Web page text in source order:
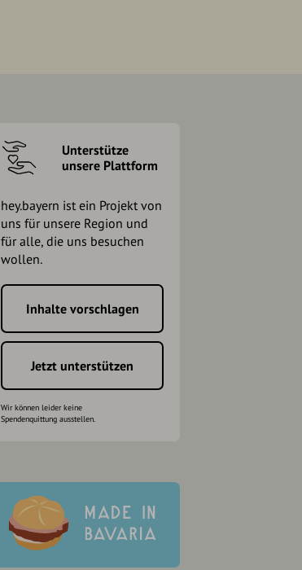
Unterstütze
unsere Plattform
hey.bayern ist ein Projekt von
uns für unsere Region und
für alle, die uns besuchen
wollen.
Inhalte vorschlagen
Jetzt unterstützen
Wir können leider keine
Spendenquittung ausstellen.